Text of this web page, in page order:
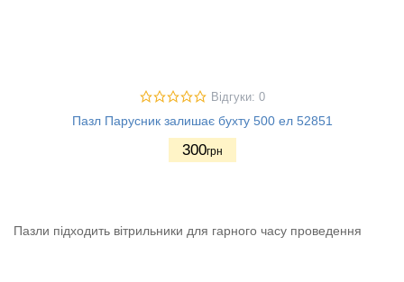
Відгуки: 0
Пазл Парусник залишає бухту 500 ел 52851
300грн
Пазли підходить вітрильники для гарного часу проведення